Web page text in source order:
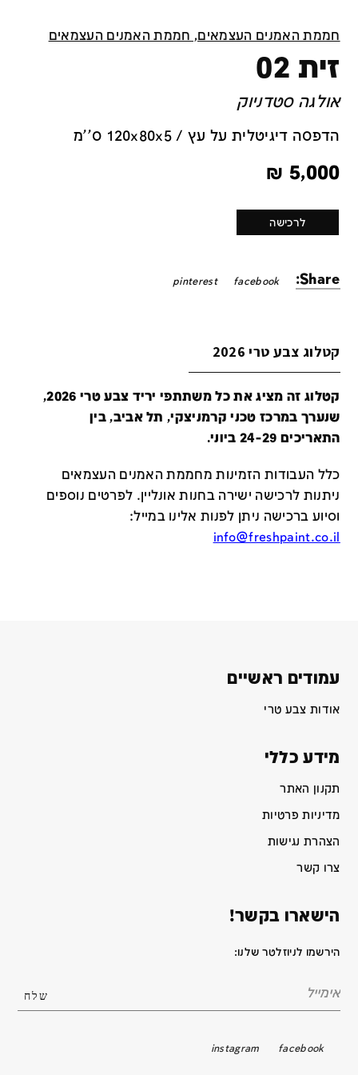
חממת האמנים העצמאים, חממת האמנים העצמאים
זית 02
אולגה סטדניוק
הדפסה דיגיטלית על עץ / 120x80x5 ס''מ
5,000
₪
לרכישה
Share:
facebook
pinterest
קטלוג צבע טרי 2026
קטלוג זה מציג את כל משתתפי יריד צבע טרי 2026,
שנערך במרכז טכני קרמניצקי, תל אביב, בין
התאריכים 24-29 ביוני.
כלל העבודות הזמינות מחממת האמנים העצמאים
ניתנות לרכישה ישירה בחנות אונליין. לפרטים נוספים
וסיוע ברכישה ניתן לפנות אלינו במייל:
info@freshpaint.co.il
עמודים ראשיים
אודות צבע טרי
מידע כללי
תקנון האתר
מדיניות פרטיות
הצהרת נגישות
צרו קשר
הישארו בקשר!
הירשמו לניוזלטר שלנו:
facebook
instagram